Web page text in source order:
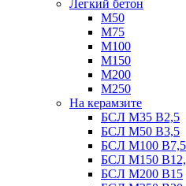
Легкий бетон
М50
М75
М100
М150
М200
М250
На керамзите
БСЛ М35 B2,5
БСЛ М50 В3,5
БСЛ М100 В7,5
БСЛ М150
БСЛ М200 В15